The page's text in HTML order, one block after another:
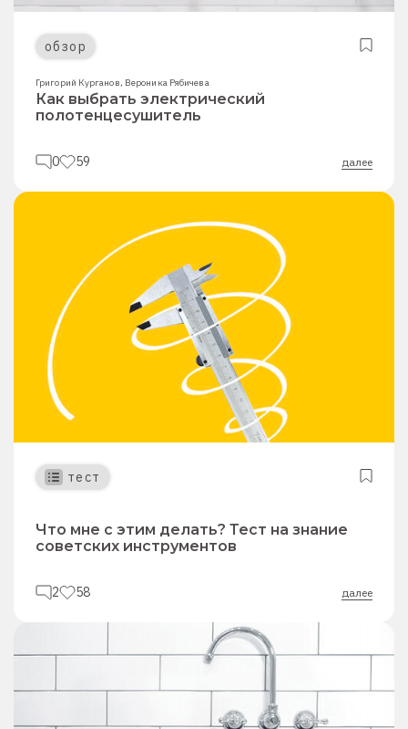
обзор
Григорий Курганов, Вероника Рябичева
Как выбрать электрический
полотенцесушитель
0 59 далее
тест
Что мне с этим делать? Тест на знание
советских инструментов
2 58 далее